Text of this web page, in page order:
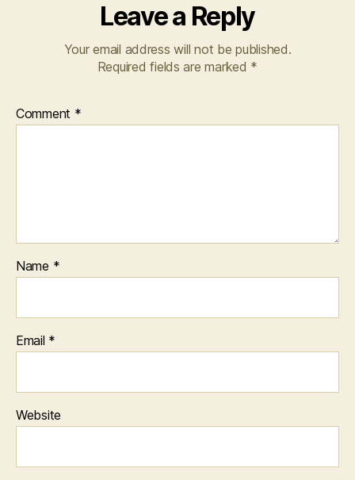
Leave a Reply
Your email address will not be published.
Required fields are marked *
Comment *
Name *
Email *
Website